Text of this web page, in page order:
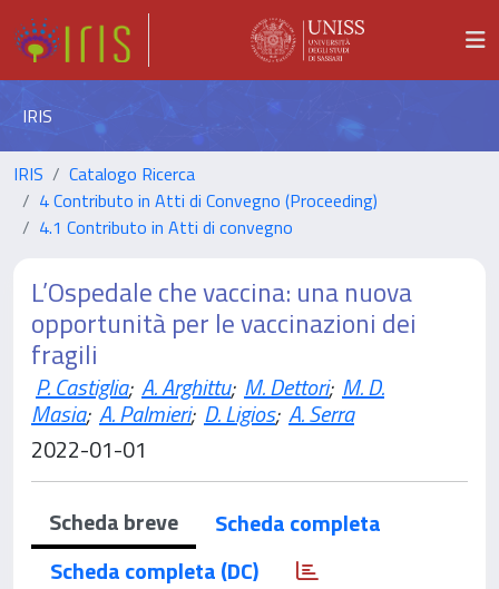
IRIS
IRIS
Catalogo Ricerca
4 Contributo in Atti di Convegno (Proceeding)
4.1 Contributo in Atti di convegno
L’Ospedale che vaccina: una nuova
opportunità per le vaccinazioni dei
fragili
P. Castiglia; A. Arghittu; M. Dettori; M. D.
Masia; A. Palmieri; D. Ligios; A. Serra
2022-01-01
Scheda breve
Scheda completa
Scheda completa (DC)